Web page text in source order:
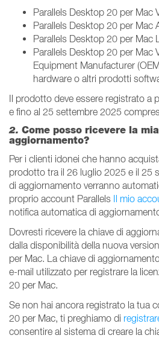
Parallels Desktop 20 per Mac
Parallels Desktop 20 per Mac
Parallels Desktop 20 per Mac
Parallels Desktop 20 per Mac
Equipment Manufacturer
hardware o altri prodotti
Il prodotto deve essere registrato a
e fino al 25 settembre 2025
2. Come posso ricevere la
aggiornamento?
Per i clienti idonei che hanno
prodotto tra il 26 luglio 2025 e il 25
di aggiornamento verranno
proprio account Parallels Il mio
notifica automatica di
Dovresti ricevere la chiave di
dalla disponibilità della nuova
per Mac. La chiave di
e-mail utilizzato per registrare la
20 per Mac.
Se non hai ancora registrato la tua
20 per Mac, ti preghiamo di
consentire al sistema di creare la